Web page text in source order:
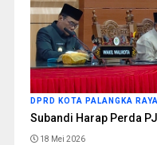
DPRD KOTA PALANGKA RAYA
Subandi Harap Perda
18 Mei 2026